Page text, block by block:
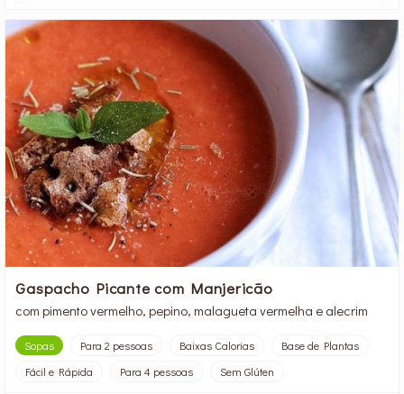
Gaspacho Picante com Manjericão
com pimento vermelho, pepino, malagueta vermelha e alecrim
Sopas Para 2 pessoas Baixas Calorias
Base de Plantas
Fácil e Rápida
Para 4 pessoas Sem Glúten